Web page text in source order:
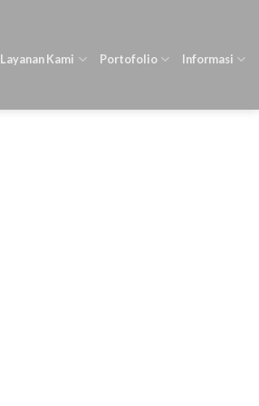
Layanan Kami Portofolio Informasi